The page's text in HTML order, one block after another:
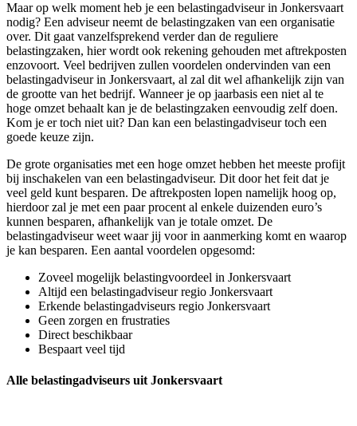
Maar op welk moment heb je een belastingadviseur in Jonkersvaart
nodig? Een adviseur neemt de belastingzaken van een organisatie
over. Dit gaat vanzelfsprekend verder dan de reguliere
belastingzaken, hier wordt ook rekening gehouden met aftrekposten
enzovoort. Veel bedrijven zullen voordelen ondervinden van een
belastingadviseur in Jonkersvaart, al zal dit wel afhankelijk zijn van
de grootte van het bedrijf. Wanneer je op jaarbasis een niet al te
hoge omzet behaalt kan je de belastingzaken eenvoudig zelf doen.
Kom je er toch niet uit? Dan kan een belastingadviseur toch een
goede keuze zijn.
De grote organisaties met een hoge omzet hebben het meeste profijt
bij inschakelen van een belastingadviseur. Dit door het feit dat je
veel geld kunt besparen. De aftrekposten lopen namelijk hoog op,
hierdoor zal je met een paar procent al enkele duizenden euro’s
kunnen besparen, afhankelijk van je totale omzet. De
belastingadviseur weet waar jij voor in aanmerking komt en waarop
je kan besparen. Een aantal voordelen opgesomd:
Zoveel mogelijk belastingvoordeel in Jonkersvaart
Altijd een belastingadviseur regio Jonkersvaart
Erkende belastingadviseurs regio Jonkersvaart
Geen zorgen en frustraties
Direct beschikbaar
Bespaart veel tijd
Alle belastingadviseurs uit Jonkersvaart